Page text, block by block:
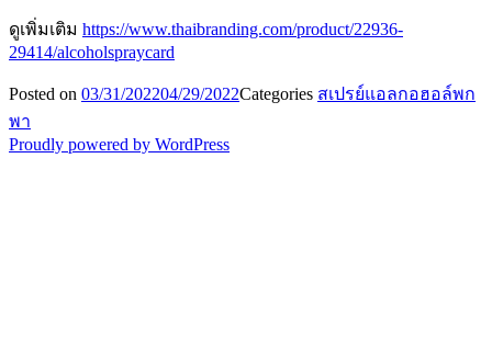
ดูเพิ่มเติม https://www.thaibranding.com/product/22936-
29414/alcoholspraycard
Posted on 03/31/202204/29/2022Categories สเปรย์แอลกอฮอล์พก
พา
Proudly powered by WordPress